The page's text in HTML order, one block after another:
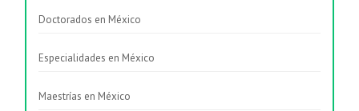
Doctorados en México
Especialidades en México
Maestrías en México